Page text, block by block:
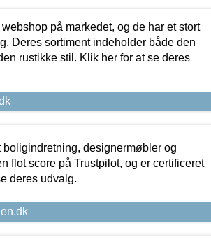
på markedet, og de har et stort
Deres sortiment indeholder både den
rustikke stil. Klik her for at se deres
designermøbler og
flot score på Trustpilot, og er certificeret
deres udvalg.